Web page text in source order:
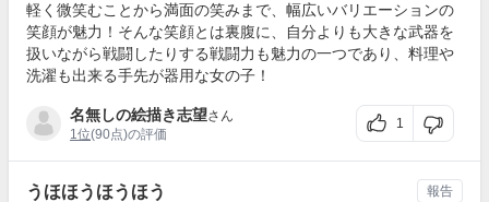
軽く微笑むことから満面の笑みまで、幅広いバリエーションの
笑顔が魅力！そんな笑顔とは裏腹に、自分よりも大きな武器を
扱いながら戦闘したりする戦闘力も魅力の一つであり、料理や
洗濯も出来る手先が器用な女の子！
名無しの絵描き志望さん
1位(90点)の評価
1
うほほうほうほう 報告